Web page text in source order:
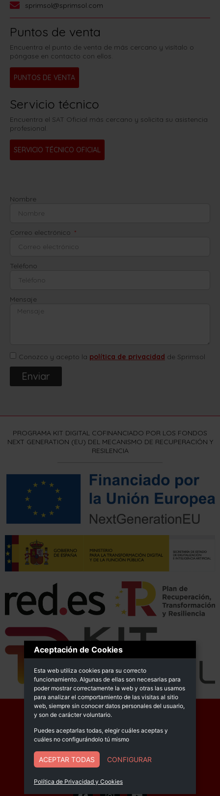
sprimsol@sprimsol.com
Puntos de venta
Encuentra el punto de venta de más cercano y visítalo o
póngase en contacto con ellos.
PUNTOS DE VENTA
Servicio técnico
Encuentra el SAT Oficial más cercano y solicita su asistencia
profesional.
SERVICIO TÉCNICO OFICIAL
Nombre
Correo electrónico
Teléfono
Mensaje
Conozco y acepto la política de privacidad de Sprimsol
Enviar
PROGRAMA KIT DIGITAL COFINANCIADO POR LOS FONDOS
NEXT GENERATION (EU) DEL MECANISMO DE RECUPERACIÓN Y
RESILENCIA
Política de PrivacidadPolítica de calidad
Aceptación de Cookies
Esta web utiliza cookies para su correcto
funcionamiento. Algunas de ellas son necesarias para
poder mostrar correctamente la web y otras las usamos
para analizar el comportamiento de las visitas al sitio
web, siempre sin conocer datos personales del usuario,
y son de carácter voluntario.
Puedes aceptarlas todas, elegir cuáles aceptas y
cuáles no configurándolo tú mismo
ACEPTAR TODAS CONFIGURAR
Política de Privacidad y Cookies